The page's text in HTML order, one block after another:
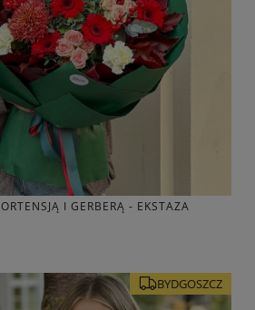
I GERBERĄ - EKSTAZA
BYDGOSZCZ